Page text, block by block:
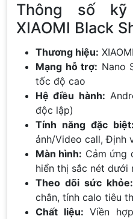
Thông số
XIAOMI Black
Thương hiệu:
Mạng hỗ trợ: Nano
tốc độ cao
Hệ điều hành:
độc lập)
Tính năng đặc biệt:
ảnh/Video call, Định
Màn hình: Cảm ứng
hiển thị sắc nét dưới
Theo dõi sức khỏe:
chân, tính calo tiêu
Chất liệu: Viền